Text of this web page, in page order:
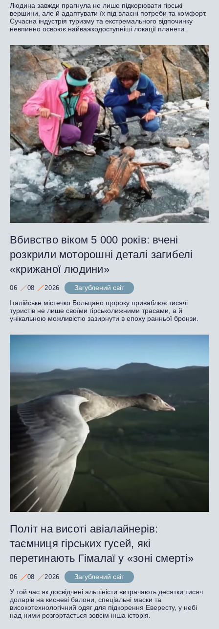
Людина завжди прагнула не лише підкорювати гірські
вершини, але й адаптувати їх під власні потреби та комфорт.
Сучасна індустрія туризму та екстремального відпочинку
невпинно освоює найважкодоступніші локації планети.
Вбивство віком 5 000 років: вчені
розкрили моторошні деталі загибелі
«крижаної людини»
06 08 2026
Загублений світ
Італійське містечко Больцано щороку приваблює тисячі
туристів не лише своїми гірськолижними трасами, а й
унікальною можливістю зазирнути в епоху ранньої бронзи.
Політ на висоті авіалайнерів:
таємниця гірських гусей, які
перетинають Гімалаї у «зоні смерті»
06 08 2026
Загублений світ
У той час як досвідчені альпіністи витрачають десятки тисяч
доларів на кисневі балони, спеціальні маски та
високотехнологічний одяг для підкорення Евересту, у небі
над ними розгортається зовсім інша історія.